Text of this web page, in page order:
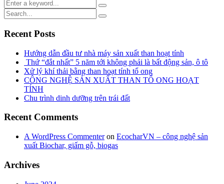
Recent Posts
Hướng dẫn đầu tư nhà máy sản xuất than hoạt tính
Thứ “đắt nhất” 5 năm tới không phải là bất động sản, ô tô
Xử lý khí thải bằng than hoạt tính tổ ong
CÔNG NGHỆ SẢN XUẤT THAN TỔ ONG HOẠT
TÍNH
Chu trình dinh dưỡng trên trái đất
Recent Comments
A WordPress Commenteron EcocharVN – công nghệ sản
xuất Biochar, giấm gỗ, biogas
Archives